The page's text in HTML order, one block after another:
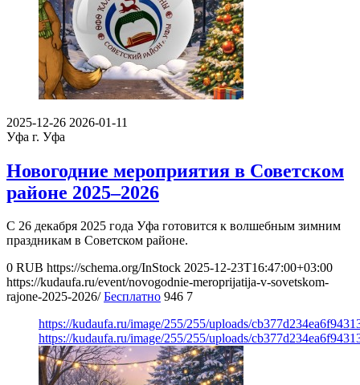
2025-12-26 2026-01-11
Уфа г. Уфа
Новогодние мероприятия в Советском
районе 2025–2026
С 26 декабря 2025 года Уфа готовится к волшебным зимним
праздникам в Советском районе.
0 RUB https://schema.org/InStock 2025-12-23T16:47:00+03:00
https://kudaufa.ru/event/novogodnie-meroprijatija-v-sovetskom-
rajone-2025-2026/ Бесплатно 946 7
https://kudaufa.ru/image/255/255/uploads/
https://kudaufa.ru/image/255/255/uploads/